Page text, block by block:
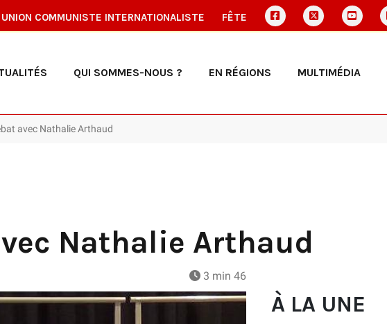
UNION COMMUNISTE INTERNATIONALISTE FÊTE
QUI SOMMES-NOUS ? EN RÉGIONS MULTIMÉDIA
avec Nathalie Arthaud
Nathalie Arthaud
3 min 46
À LA UNE